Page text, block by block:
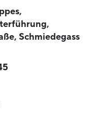
Schmiedegass